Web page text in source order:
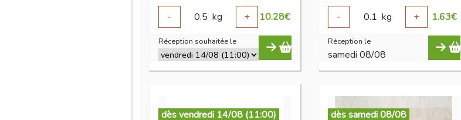
-
0.5 kg + 10.28€
Réception souhaitée le
-
0.1 kg + 1.63€
Réception le
samedi 08/08
dès vendredi 14/08 (11:00) dès samedi 08/08